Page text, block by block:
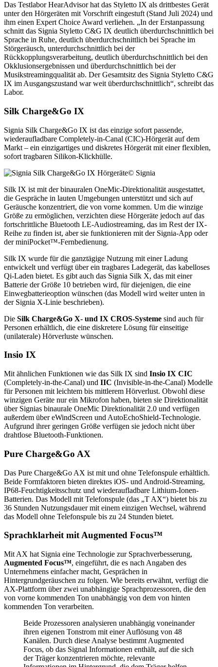
Das Testlabor HearAdvisor hat das Styletto IX als drittbestes Gerät
unter den Hörgeräten mit Vorschrift eingestuft (Stand Juli 2024) und
ihm einen Expert Choice Award verliehen. „In der Erstanpassung
schnitt das Signia Styletto C&G IX deutlich überdurchschnittlich bei
Sprache in Ruhe, deutlich überdurchschnittlich bei Sprache im
Störgeräusch, unterdurchschnittlich bei der
Rückkopplungsverarbeitung, deutlich überdurchschnittlich bei den
Okklusionsergebnissen und überdurchschnittlich bei der
Musikstreamingqualität ab. Der Gesamtsitz des Signia Styletto C&G
IX im Ausgangszustand war weit überdurchschnittlich“, schreibt das
Labor.
Silk Charge&Go IX
Signia Silk Charge&Go IX ist das einzige sofort passende,
wiederaufladbare Completely-in-Canal (CIC)-Hörgerät auf dem
Markt – ein einzigartiges und diskretes Hörgerät mit einer flexiblen,
sofort tragbaren Silikon-Klickhülle.
© Signia
Silk IX ist mit der binauralen OneMic-Direktionalität ausgestattet,
die Gespräche in lauten Umgebungen unterstützt und sich auf
Geräusche konzentriert, die von vorne kommen. Um die winzige
Größe zu ermöglichen, verzichten diese Hörgeräte jedoch auf das
fortschrittliche Bluetooth LE-Audiostreaming, das im Rest der IX-
Reihe zu finden ist, aber sie funktionieren mit der Signia-App oder
der miniPocket™-Fernbedienung.
Silk IX wurde für die ganztägige Nutzung mit einer Ladung
entwickelt und verfügt über ein tragbares Ladegerät, das kabelloses
Qi-Laden bietet. Es gibt auch das Signia Silk X, das mit einer
Batterie der Größe 10 betrieben wird, für diejenigen, die eine
Einwegbatterieoption wünschen (das Modell wird weiter unten in
der Signia X-Linie beschrieben).
Die Silk Charge&Go X- und IX CROS-Systeme sind auch für
Personen erhältlich, die eine diskretere Lösung für einseitige
(unilaterale) Hörverluste wünschen.
Insio IX
Mit ähnlichen Funktionen wie das Silk IX sind Insio IX CIC
(Completely-in-the-Canal) und IIC (Invisible-in-the-Canal) Modelle
für Personen mit leichtem bis mittlerem Hörverlust. Obwohl diese
winzigen Geräte nur ein Mikrofon haben, bieten sie Direktionalität
über Signias binaurale OneMic Direktionalität 2.0 und verfügen
außerdem über eWindScreen und AutoEchoShield-Technologie.
Aufgrund ihrer geringen Größe verfügen sie jedoch nicht über
drahtlose Bluetooth-Funktionen.
Pure Charge&Go AX
Das Pure Charge&Go AX ist mit und ohne Telefonspule erhältlich.
Beide Formfaktoren bieten direktes iOS- und Android-Streaming,
IP68-Feuchtigkeitsschutz und wiederaufladbare Lithium-Ionen-
Batterien. Das Modell mit Telefonspule (das „T AX“) bietet bis zu
36 Stunden Nutzungsdauer mit einem einzigen Wechsel, während
das Modell ohne Telefonspule bis zu 24 Stunden bietet.
Sprachklarheit mit Augmented Focus™
Mit AX hat Signia eine Technologie zur Sprachverbesserung,
Augmented Focus™, eingeführt, die es nach Angaben des
Unternehmens einfacher macht, Gesprächen in
Hintergrundgeräuschen zu folgen. Wie bereits erwähnt, verfügt die
AX-Plattform über zwei unabhängige Sprachprozessoren, die den
von vorne kommenden Ton unabhängig von dem von hinten
kommenden Ton verarbeiten.
Beide Prozessoren analysieren unabhängig voneinander
ihren eigenen Tonstrom mit einer Auflösung von 48
Kanälen. Durch diese Analyse bestimmt Augmented
Focus, ob das Signal Informationen enthält, auf die sich
der Träger konzentrieren möchte, relevante